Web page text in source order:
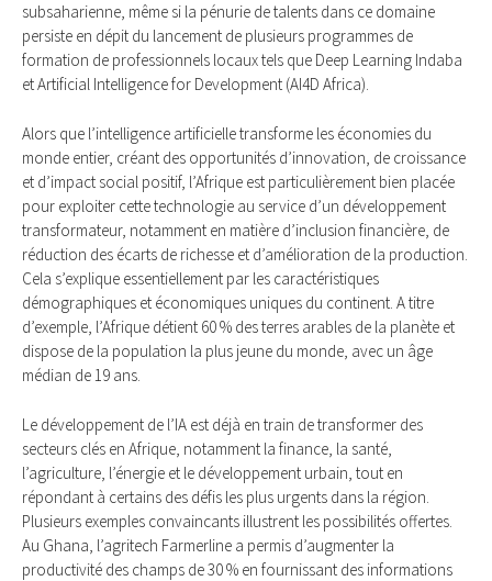
subsaharienne, même si la pénurie de talents dans ce domaine
persiste en dépit du lancement de plusieurs programmes de
formation de professionnels locaux tels que Deep Learning Indaba
et Artificial Intelligence for Development (AI4D Africa).
Alors que l’intelligence artificielle transforme les économies du
monde entier, créant des opportunités d’innovation, de croissance
et d’impact social positif, l’Afrique est particulièrement bien placée
pour exploiter cette technologie au service d’un développement
transformateur, notamment en matière d’inclusion financière, de
réduction des écarts de richesse et d’amélioration de la production.
Cela s’explique essentiellement par les caractéristiques
démographiques et économiques uniques du continent. A titre
d’exemple, l’Afrique détient 60 % des terres arables de la planète et
dispose de la population la plus jeune du monde, avec un âge
médian de 19 ans.
Le développement de l’IA est déjà en train de transformer des
secteurs clés en Afrique, notamment la finance, la santé,
l’agriculture, l’énergie et le développement urbain, tout en
répondant à certains des défis les plus urgents dans la région.
Plusieurs exemples convaincants illustrent les possibilités offertes.
Au Ghana, l’agritech Farmerline a permis d’augmenter la
productivité des champs de 30 % en fournissant des informations